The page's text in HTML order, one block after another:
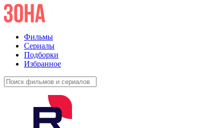
Фильмы
Сериалы
Подборки
Избранное